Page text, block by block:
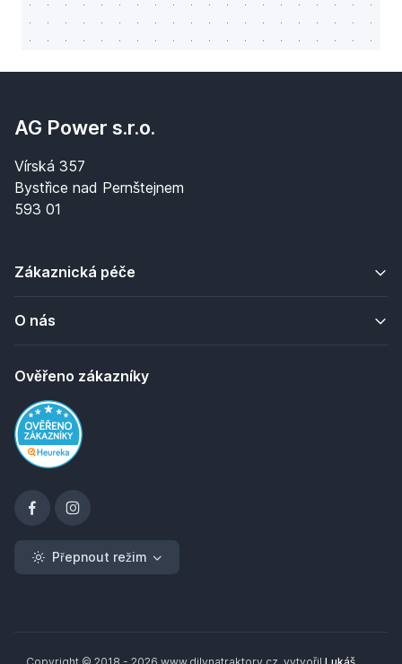
AG Power s.r.o.
Vírská 357
Bystřice nad Pernštejnem
593 01
Zákaznická péče
O nás
Ověřeno zákazníky
Přepnout režim